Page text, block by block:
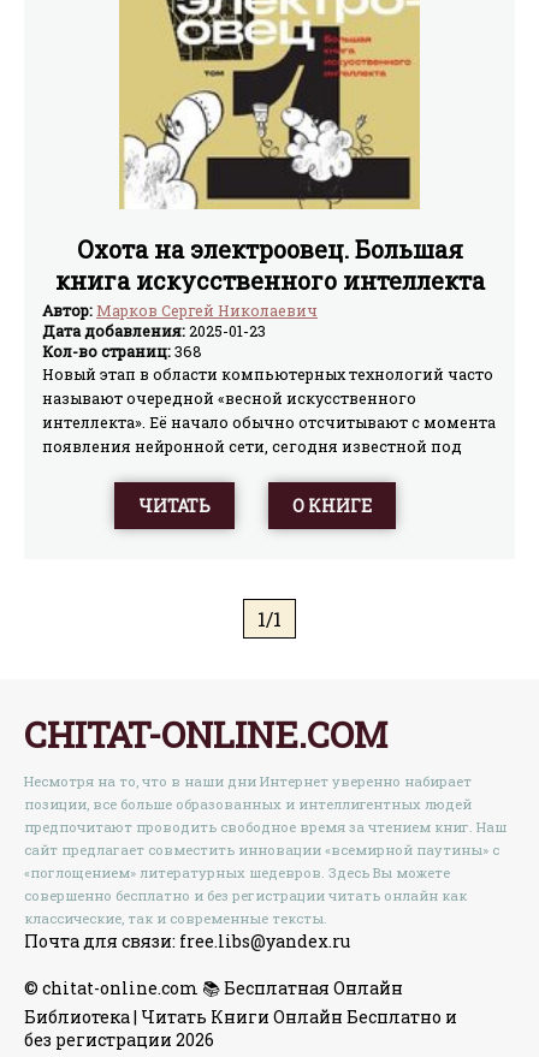
с учетом особенностей человеческого мышления и
расскажет о неочевидных способах воздействия на
игрока. Эта книга будет полезна начинающим
разработчикам, которые не хотят ничего упустить. В
формате PDF A4 сохранён издательский дизайн.
Охота на электроовец. Большая
книга искусственного интеллекта
Автор:Марков Сергей Николаевич
Дата добавления:2025-01-23
Кол-во страниц:368
Новый этап в области компьютерных технологий часто
называют очередной «весной искусственного
интеллекта». Её начало обычно отсчитывают с момента
появления нейронной сети, сегодня известной под
зрительных образов возвестил о начале «революции
глубокого обучения». В результате этой революции
в го, создание ими музыки и картин, предсказание
нейронными сетями пространственной структуры
неотъемлемой частью. Например, каждый раз, когда вы
обработку выполняет нейронная сеть. На смену весне
искусственного интеллекта приходит лето. Эта книга
рассказывает о том, какие события в истории науки
привели к началу этого лета, о современных
технологиях ИИ и их возможностях, а также пытается
приоткрыть завесу, скрывающую от нас мир
ближайшего будущего. Мифы и заблуждения об
искусственном интеллекте, страхи, насущные
— обо всём этом вы узнаете из «Большой книги
искусственного интеллекта».
ЧИТАТЬ О КНИГЕ
1/1
CHITAT-ONLINE.COM
Несмотря на то, что в наши дни Интернет уверенно набирает
позиции, все больше образованных и интеллигентных людей
предпочитают проводить свободное время за чтением книг. Наш
сайт предлагает совместить инновации «всемирной паутины» с
«поглощением» литературных шедевров. Здесь Вы можете
совершенно бесплатно и без регистрации читать онлайн как
классические, так и современные тексты.
Почта для связи: free.libs@yandex.ru
© chitat-online.com 📚 Бесплатная Онлайн
Библиотека | Читать Книги Онлайн Бесплатно и
без регистрации 2026